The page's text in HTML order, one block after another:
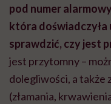
pod numer
która doświadczyła
sprawdzić, czy jest
jest przytomny –
dolegliwości, a także
(złamania,